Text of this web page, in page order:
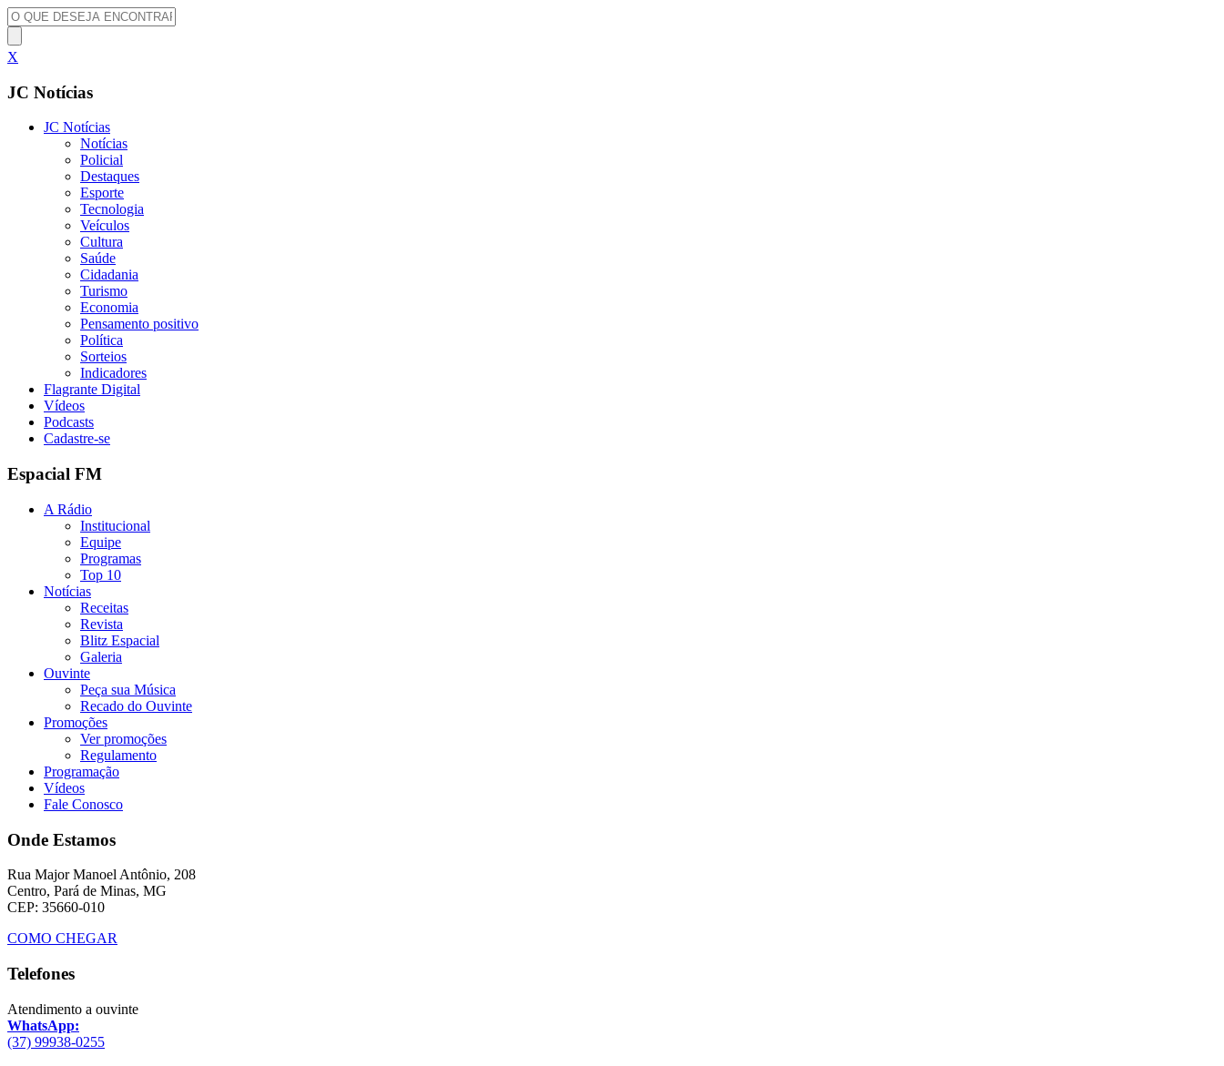
X
JC Notícias
JC Notícias
Notícias
Policial
Destaques
Esporte
Tecnologia
Veículos
Cultura
Saúde
Cidadania
Turismo
Economia
Pensamento positivo
Política
Sorteios
Indicadores
Flagrante Digital
Vídeos
Podcasts
Cadastre-se
Espacial FM
A Rádio
Institucional
Equipe
Programas
Top 10
Notícias
Receitas
Revista
Blitz Espacial
Galeria
Ouvinte
Peça sua Música
Recado do Ouvinte
Promoções
Ver promoções
Regulamento
Programação
Vídeos
Fale Conosco
Onde Estamos
Rua Major Manoel Antônio, 208
Centro, Pará de Minas, MG
CEP: 35660-010
COMO CHEGAR
Telefones
Atendimento a ouvinte
WhatsApp:
(37) 99938-0255